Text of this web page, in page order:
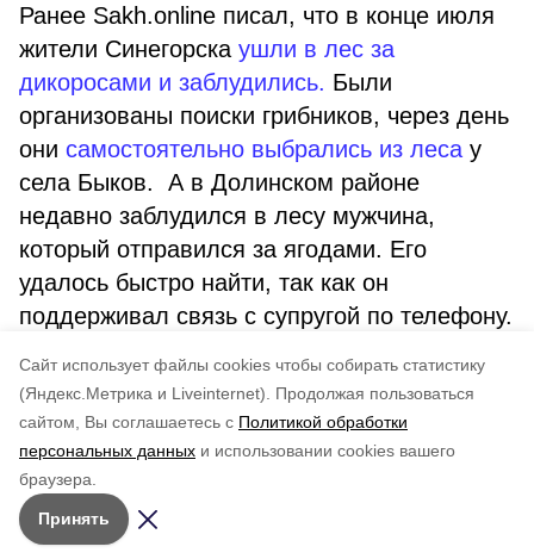
Cайт использует файлы cookies чтобы собирать статистику
(Яндекс.Метрика и Liveinternet).
Продолжая пользоваться
сайтом, Вы соглашаетесь с Политикой обработки
персональных данных и использовании cookies вашего
браузера.
Принять
Ранее Sakh.online писал, что в конце июля
жители Синегорска ушли в лес за
дикоросами и заблудились. Были
организованы поиски грибников, через день
они самостоятельно выбрались из леса у
села Быков. А в Долинском районе
недавно заблудился в лесу мужчина,
который отправился за ягодами. Его
удалось быстро найти, так как он
поддерживал связь с супругой по телефону.
поиска сахалинцев читайте
здесь.
по оценке
5